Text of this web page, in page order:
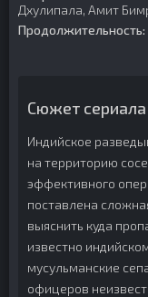
Дхулипала, Амит
Продолжительность:
Сюжет
Индийское
на территорию
эффективного
поставлена
выяснить куда
известно
мусульманские
офицеров